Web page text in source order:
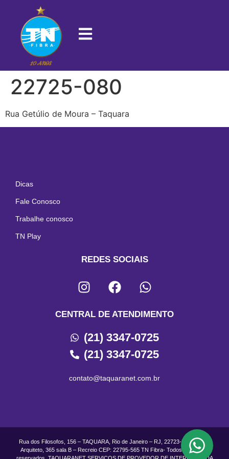
22725-080
Rua Getúlio de Moura – Taquara
Dicas
Fale Conosco
Trabalhe conosco
TN Play
REDES SOCIAIS
CENTRAL DE ATENDIMENTO
(21) 3347-0725
(21) 3347-0725
contato@taquaranet.com.br
Rua dos Filosofos, 156 – TAQUARA, Rio de Janeiro – RJ, 22723-500 Rua do
Arquiteto, 365 sala B – Recreio CEP: 22795-565 TN Fibra- Todos os direitos
reservados. TAQUARANET SERVICOS DE PROVEDOR DE INTERNET LTDA